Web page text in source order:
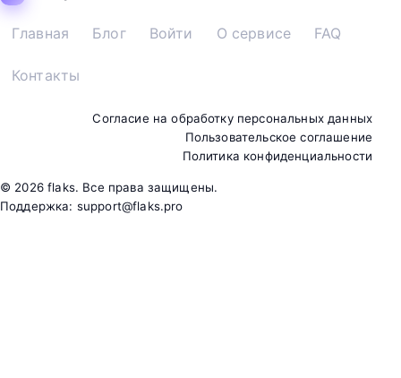
Главная Блог Войти О сервисе FAQ
Контакты
Согласие на обработку персональных данных
Пользовательское соглашение
Политика конфиденциальности
© 2026flaks. Все права защищены.
Поддержка: support@flaks.pro